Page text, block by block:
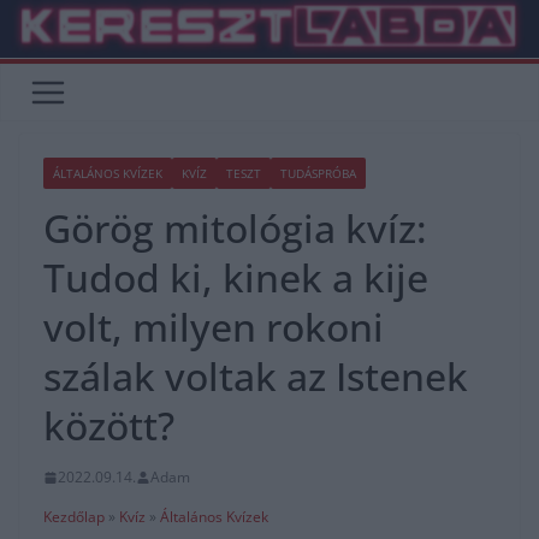
Skip
content
ÁLTALÁNOS KVÍZEK KVÍZ TESZT TUDÁSPRÓBA
Görög mitológia kvíz:
Tudod ki, kinek a kije
volt, milyen rokoni
szálak voltak az Istenek
között?
2022.09.14.
Adam
Kezdőlap » Kvíz » Általános Kvízek